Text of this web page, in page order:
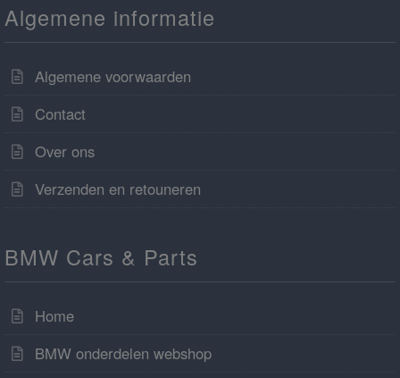
Algemene informatie
Algemene voorwaarden
Contact
Over ons
Verzenden en retouneren
BMW Cars & Parts
Home
BMW onderdelen webshop